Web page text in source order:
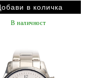
В наличност